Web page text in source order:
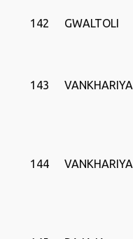
142 GWALTOLI
143 VANKHARIYA
144 VANKHARIYA